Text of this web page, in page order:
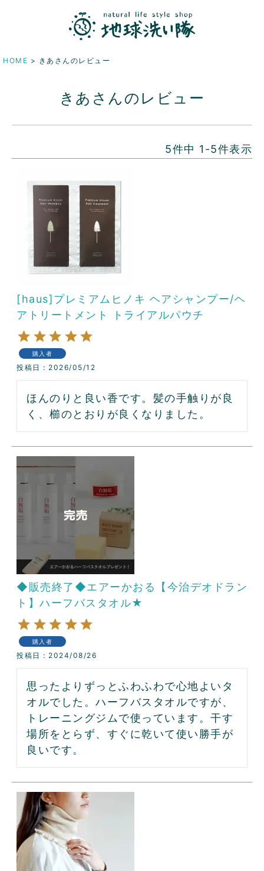
HOME きあさんのレビュー
きあさんのレビュー
5件中 1 -5件表示
[haus]プレミアムヒノキ ヘアシャンプー/ヘ
アトリートメント トライアルパウチ
購入者
投稿日 2026/05/12
ほんのりと良い香です。髪の手触りが良
く、櫛のとおりが良くなりました。
◆販売終了◆エアーかおる【今治デオドラン
ト】ハーフバスタオル★
購入者
投稿日 2024/08/26
思ったよりずっとふわふわで心地よいタ
オルでした。ハーフバスタオルですが、
トレーニングジムで使っています。干す
場所をとらず、すぐに乾いて使い勝手が
良いです。